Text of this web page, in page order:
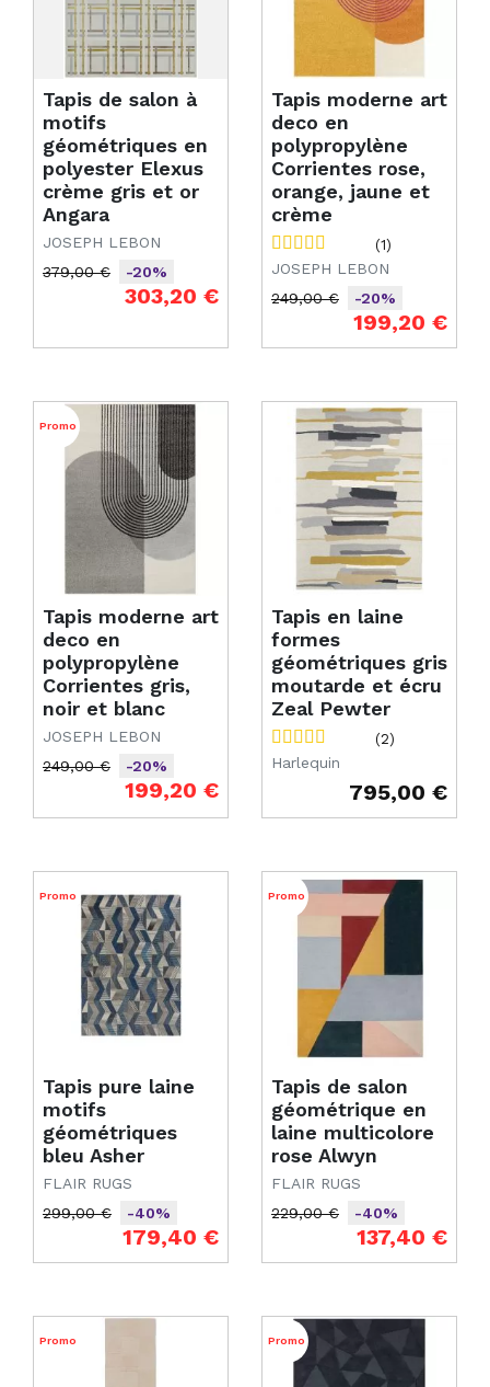
Tapis de salon à
motifs
géométriques en
polyester Elexus
crème gris et or
Angara
JOSEPH LEBON
Prix de base
379,00 €
-20%
303,20 €
Tapis moderne art
deco en
polypropylène
Corrientes rose,
orange, jaune et
crème
(1)
JOSEPH LEBON
Prix de base
249,00 €
-20%
199,20 €
Tapis moderne art
deco en
polypropylène
Corrientes gris,
noir et blanc
JOSEPH LEBON
Prix de base
249,00 €
-20%
199,20 €
Promo
Tapis en laine
formes
géométriques gris
moutarde et écru
Zeal Pewter
(2)
Harlequin
795,00 €
Tapis pure laine
motifs
géométriques
bleu Asher
FLAIR RUGS
Prix de base
299,00 €
-40%
179,40 €
Promo
Tapis de salon
géométrique en
laine multicolore
rose Alwyn
FLAIR RUGS
Prix de base
229,00 €
-40%
137,40 €
Promo
Promo Promo